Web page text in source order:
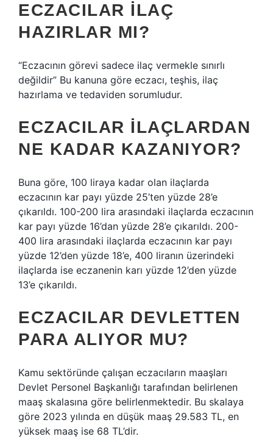
ECZACILAR ILAÇ
HAZIRLAR MI?
“Eczacının görevi sadece ilaç vermekle sınırlı
değildir” Bu kanuna göre eczacı, teşhis, ilaç
hazırlama ve tedaviden sorumludur.
ECZACILAR ILAÇLARDAN
NE KADAR KAZANIYOR?
Buna göre, 100 liraya kadar olan ilaçlarda
eczacının kar payı yüzde 25’ten yüzde 28’e
çıkarıldı. 100-200 lira arasındaki ilaçlarda eczacının
kar payı yüzde 16’dan yüzde 28’e çıkarıldı. 200-
400 lira arasındaki ilaçlarda eczacının kar payı
yüzde 12’den yüzde 18’e, 400 liranın üzerindeki
ilaçlarda ise eczanenin karı yüzde 12’den yüzde
13’e çıkarıldı.
ECZACILAR DEVLETTEN
PARA ALIYOR MU?
Kamu sektöründe çalışan eczacıların maaşları
Devlet Personel Başkanlığı tarafından belirlenen
maaş skalasına göre belirlenmektedir. Bu skalaya
göre 2023 yılında en düşük maaş 29.583 TL, en
yüksek maaş ise 68 TL’dir.